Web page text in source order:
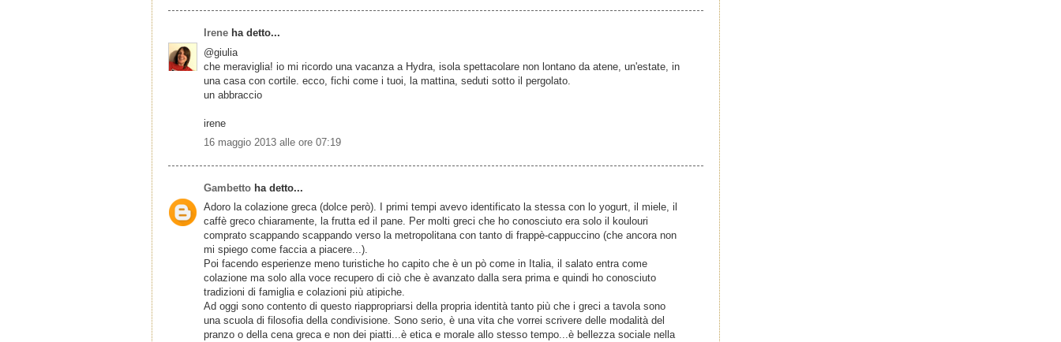
Irene ha detto...
@giulia
che meraviglia! io mi ricordo una vacanza a Hydra, isola spettacolare non lontano da atene, un'estate, in
una casa con cortile. ecco, fichi come i tuoi, la mattina, seduti sotto il pergolato.
un abbraccio
irene
16 maggio 2013 alle ore 07:19
Gambetto ha detto...
Adoro la colazione greca (dolce però). I primi tempi avevo identificato la stessa con lo yogurt, il miele, il
caffè greco chiaramente, la frutta ed il pane. Per molti greci che ho conosciuto era solo il koulouri
comprato scappando scappando verso la metropolitana con tanto di frappè-cappuccino (che ancora non
mi spiego come faccia a piacere...).
Poi facendo esperienze meno turistiche ho capito che è un pò come in Italia, il salato entra come
colazione ma solo alla voce recupero di ciò che è avanzato dalla sera prima e quindi ho conosciuto
tradizioni di famiglia e colazioni più atipiche.
Ad oggi sono contento di questo riappropriarsi della propria identità tanto più che i greci a tavola sono
una scuola di filosofia della condivisione. Sono serio, è una vita che vorrei scrivere delle modalità del
pranzo o della cena greca e non dei piatti...è etica e morale allo stesso tempo...è bellezza sociale nella